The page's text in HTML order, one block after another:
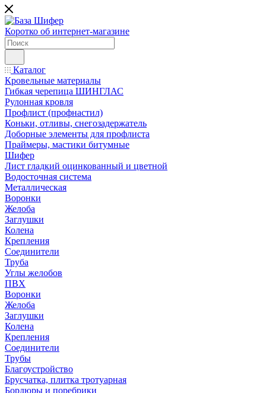
Коротко об интернет-магазине
Каталог
Кровельные материалы
Гибкая черепица ШИНГЛАС
Рулонная кровля
Профлист (профнастил)
Коньки, отливы, снегозадержатель
Доборные элементы для профлиста
Праймеры, мастики битумные
Шифер
Лист гладкий оцинкованный и цветной
Водосточная система
Металлическая
Воронки
Желоба
Заглушки
Колена
Крепления
Соединители
Труба
Углы желобов
ПВХ
Воронки
Желоба
Заглушки
Колена
Крепления
Соединители
Трубы
Благоустройство
Брусчатка, плитка тротуарная
Бордюры и поребрики